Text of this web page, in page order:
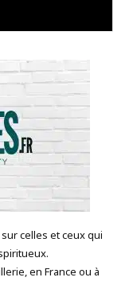
celles et ceux qui
en France ou à